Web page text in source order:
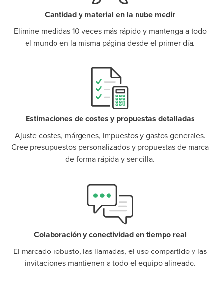
Cantidad y material en la nube medir
Elimine medidas 10 veces más rápido y mantenga a todo
el mundo en la misma página desde el primer día.
Estimaciones de costes y propuestas detalladas
Ajuste costes, márgenes, impuestos y gastos generales.
Cree presupuestos personalizados y propuestas de marca
de forma rápida y sencilla.
Colaboración y conectividad en tiempo real
El marcado robusto, las llamadas, el uso compartido y las
invitaciones mantienen a todo el equipo alineado.